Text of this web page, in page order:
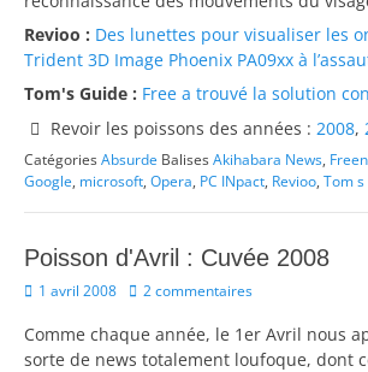
Revioo : Des lunettes pour visualiser les
Trident 3D Image Phoenix PA09xx à
Tom's Guide : Free a trouvé la solution
Revoir les poissons des années : 2008,
CatégoriesAbsurde BalisesAkihabara News,
Google, microsoft, Opera, PC INpact, Revioo, Tom s
Poisson d'Avril : Cuvée 2008
Posted
1 avril 2008 2 commentaires
Comme chaque année, le 1er Avril nous
sorte de news totalement loufoque, dont